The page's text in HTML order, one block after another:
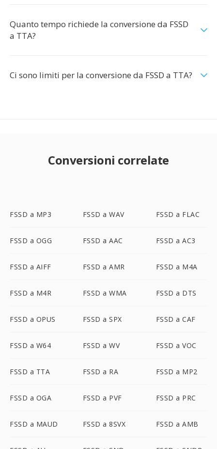
Quanto tempo richiede la conversione da FSSD
a TTA?
Ci sono limiti per la conversione da FSSD a TTA?
Conversioni correlate
FSSD a MP3 FSSD a WAV FSSD a FLAC
FSSD a OGG FSSD a AAC FSSD a AC3
FSSD a AIFF FSSD a AMR FSSD a M4A
FSSD a M4R FSSD a WMA FSSD a DTS
FSSD a OPUS FSSD a SPX FSSD a CAF
FSSD a W64 FSSD a WV FSSD a VOC
FSSD a TTA FSSD a RA FSSD a MP2
FSSD a OGA FSSD a PVF FSSD a PRC
FSSD a MAUD FSSD a 8SVX FSSD a AMB